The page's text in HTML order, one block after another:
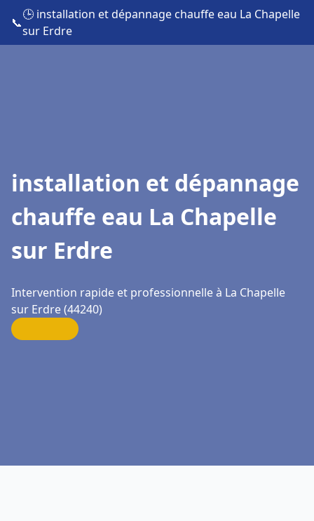
📞
🕒 installation et dépannage chauffe eau La Chapelle
sur Erdre
installation et dépannage
chauffe eau La Chapelle
sur Erdre
Intervention rapide et professionnelle à La Chapelle
sur Erdre (44240)